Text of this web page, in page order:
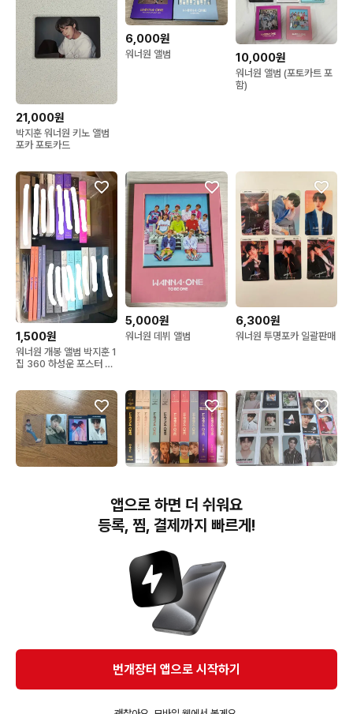
21,000원
박지훈 워너원 키노 앨범
포카 포토카드
6,000원
워너원 앨범 10,000원
워너원 앨범 (포토카트 포
함)
1,500원
워너원 개봉 앨범 박지훈 1
집 360 하성운 포스터 엽
5,000원
워너원 데뷔 앨범
6,300원
워너원 투명포카 일괄판매
워너원 앨범 및 굿즈(강다
니엘 인형)
카드
번개장터(주) 사업자정보, 이용약관 및 기타 법적고지
번개장터㈜는 통신판매중개자이며, 통신판매의 당사자가 아닙니다. 전자상거래 등에서의
소비자보호에 관한 법률 등 관련 법령 및 번개장터㈜의 약관에 따라 상품, 상품정보, 거래에 관한 책임은
개별 판매자에게 귀속하고, 번개장터㈜는 원칙적으로 회원간 거래에 대하여 책임을 지지 않습니다.
다만, 번개장터㈜가 직접 판매하는 상품에 대한 책임은 번개장터㈜에게 귀속합니다.
APP 다운로드
앱으로 하면 더 쉬워요
등록, 찜, 결제까지 빠르게!
번개장터 앱으로 시작하기